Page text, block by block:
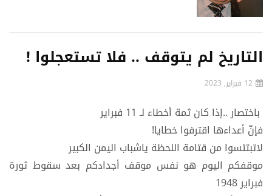
التاريخ لم يتوقف .. فلا تستعجلوا !
12 فبراير, 2023
باختصار ..إذا كان ثمة أخطاء لـ 11 فبراير
فإنّ أعداءها اقترفوا خطايا!
لاتبتئسوا من قتامة اللحظة ياشباب اليمن الكبير
موقفكم اليوم هو نفس موقف أجدادكم بعد سقوط ثورة
فبراير 1948